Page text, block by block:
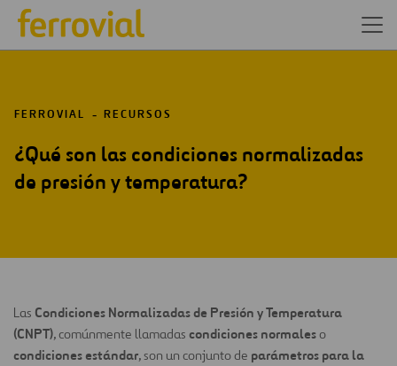
FERROVIAL RECURSOS
¿Qué son las condiciones normalizadas
de presión y temperatura?
Las Condiciones Normalizadas de Presión y Temperatura
(CNPT), comúnmente llamadas condiciones normaleso
condiciones estándar, son un conjunto de parámetrospara la